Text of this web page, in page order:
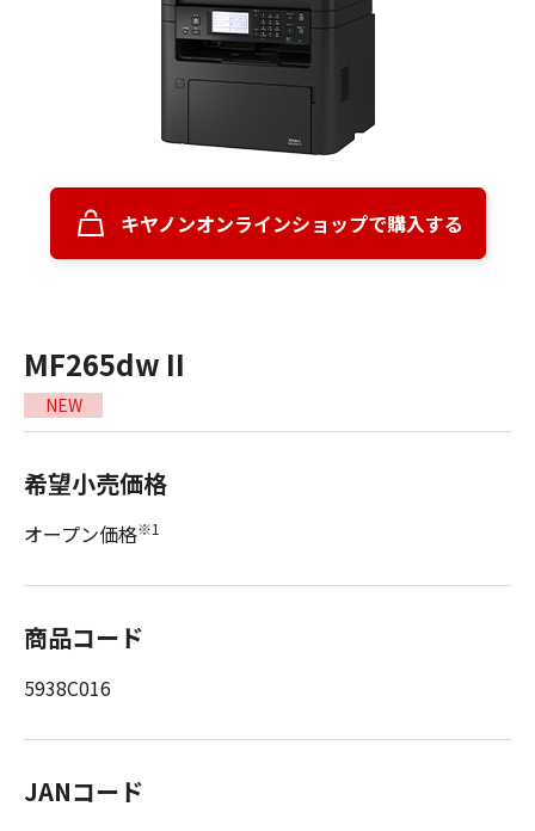
MF265dw II
NEW
希望小売価格
オープン価格※1
商品コード
5938C016
JANコード
キヤノンオンラインショップで購入する